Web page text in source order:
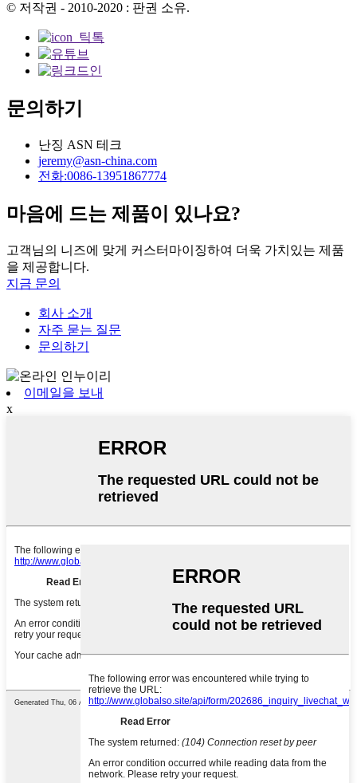
© 저작권 - 2010-2020 : 판권 소유.
문의하기
난징 ASN 테크
jeremy@asn-china.com
전화:0086-13951867774
마음에 드는 제품이 있나요?
고객님의 니즈에 맞게 커스터마이징하여 더욱 가치있는 제품
을 제공합니다.
지금 문의
회사 소개
자주 묻는 질문
문의하기
이메일을 보내
x